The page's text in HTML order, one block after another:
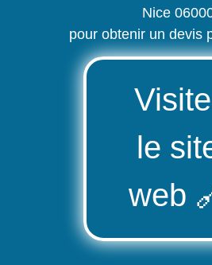
Nice
pour obtenir un devis
le
web